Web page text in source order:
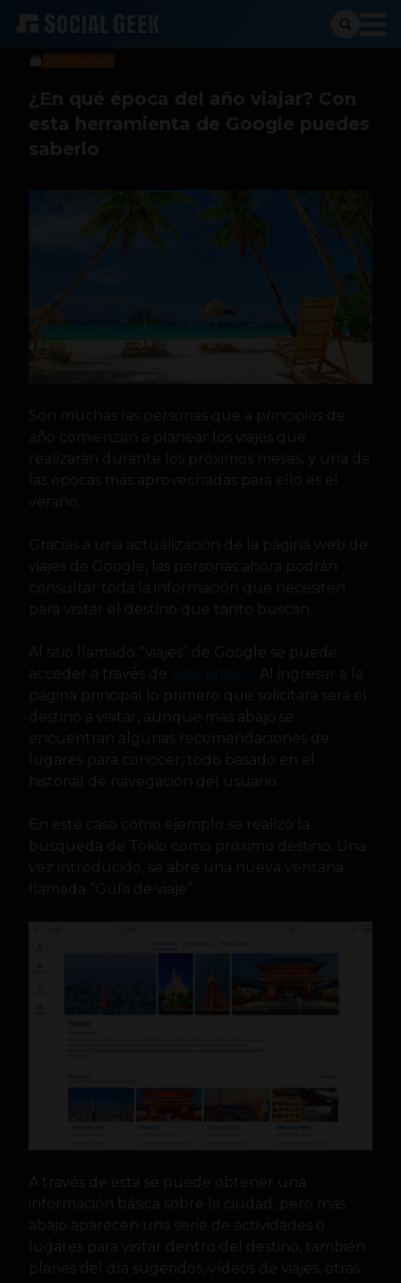
Stiven Cartagena
14 de enero de 2020
¿En qué época del año viajar? Con
esta herramienta de Google puedes
saberlo
Son muchas las personas que a principios de
año comienzan a planear los viajes que
realizarán durante los próximos meses, y una de
las épocas más aprovechadas para ello es el
verano.
Gracias a una actualización de la página web de
viajes de Google, las personas ahora podrán
consultar toda la información que necesiten
para visitar el destino que tanto buscan.
Al sitio llamado “viajes” de Google se puede
acceder a través de
. Al ingresar a la
página principal lo primero que solicitará será el
destino a visitar, aunque más abajo se
encuentran algunas recomendaciones de
lugares para conocer, todo basado en el
historial de navegación del usuario.
En este caso como ejemplo se realizó la
búsqueda de Tokio como próximo destino. Una
vez introducido, se abre una nueva ventana
llamada “Guía de viaje”.
A través de esta se puede obtener una
información básica sobre la ciudad, pero más
abajo aparecen una serie de actividades o
lugares para visitar dentro del destino, también
planes del día sugeridos, vídeos de viajes, otras